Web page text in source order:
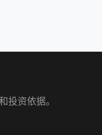
资依据。